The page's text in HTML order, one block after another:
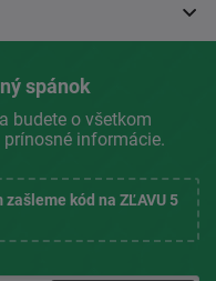
spánok
budete o všetkom
informácie.
kód na ZĽAVU 5